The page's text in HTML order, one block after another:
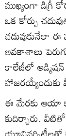
ముఖ్యంగా డిగ్రీ
ఒక కోర్సు
చదువుకునేలా
అవకాశాలు
కాలేజీలో అడ్మిషన్‌
హాజరయ్యేందుకు
ఈ మేరకు ఆయా
కుదిర్చారు.